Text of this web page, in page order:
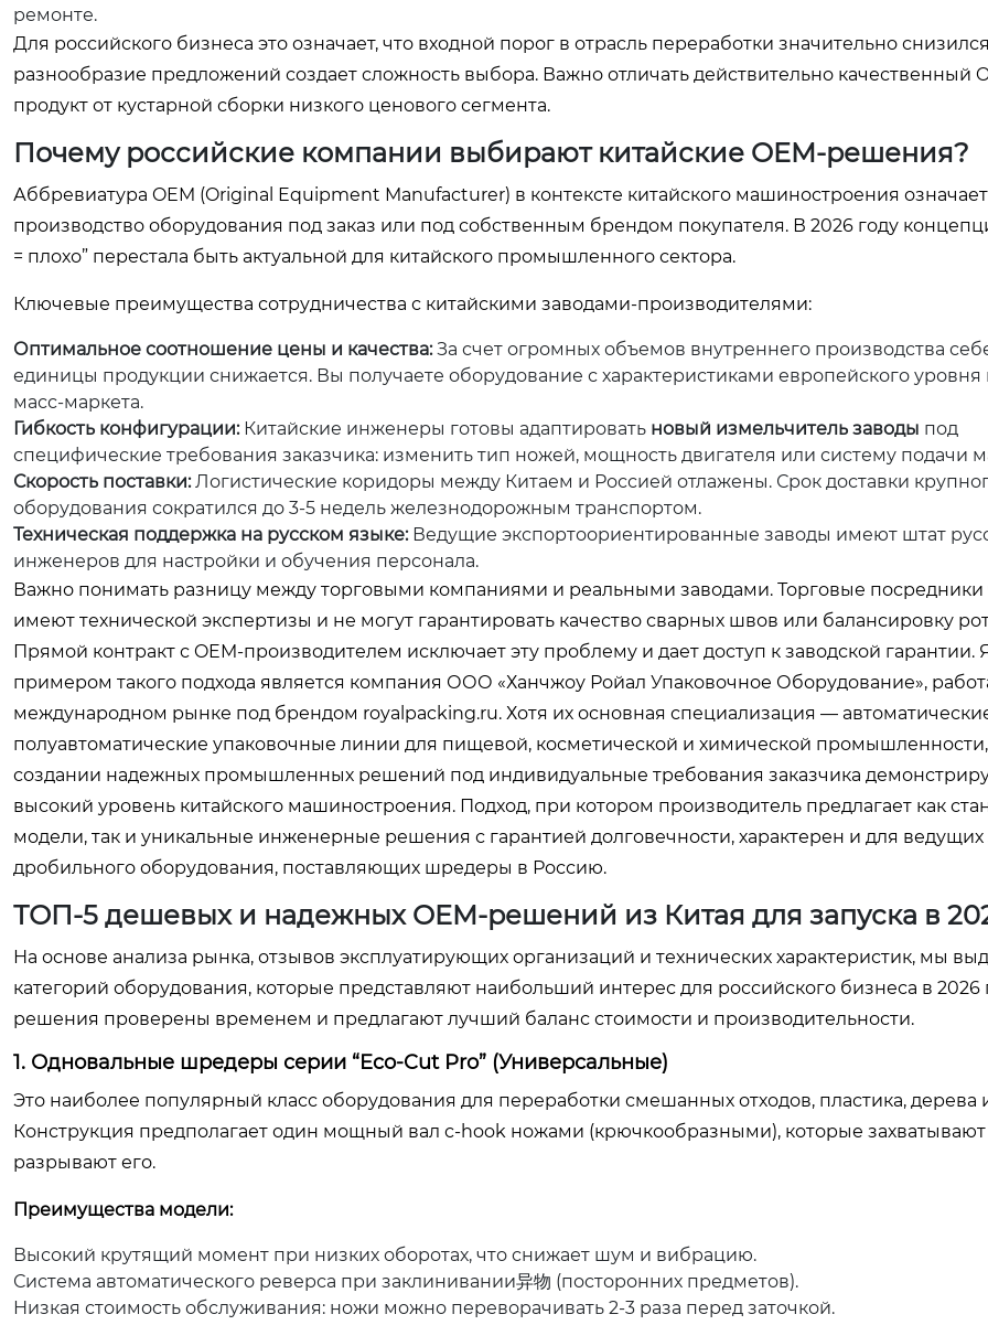
ремонте.
Для российского бизнеса это означает, что входной порог в отрасль переработки значительно
разнообразие предложений создает сложность выбора. Важно отличать действительно качественный
продукт от кустарной сборки низкого ценового сегмента.
Почему российские компании выбирают китайские OEM-решения?
Аббревиатура OEM (Original Equipment Manufacturer) в контексте китайского машиностроения означает
производство оборудования под заказ или под собственным брендом покупателя. В 2026 году
= плохо” перестала быть актуальной для китайского промышленного сектора.
Ключевые преимущества сотрудничества с китайскими заводами-производителями:
Оптимальное соотношение цены и качества:За счет огромных объемов внутреннего производства
единицы продукции снижается. Вы получаете оборудование с характеристиками европейского уровня
масс-маркета.
Гибкость конфигурации:Китайские инженеры готовы адаптировать новый измельчитель заводы под
специфические требования заказчика: изменить тип ножей, мощность двигателя или систему подачи
Скорость поставки:Логистические коридоры между Китаем и Россией отлажены. Срок доставки
оборудования сократился до 3-5 недель железнодорожным транспортом.
Техническая поддержка на русском языке:Ведущие экспортоориентированные заводы имеют штат
инженеров для настройки и обучения персонала.
Важно понимать разницу между торговыми компаниями и реальными заводами. Торговые посредники
имеют технической экспертизы и не могут гарантировать качество сварных швов или балансировку
Прямой контракт с OEM-производителем исключает эту проблему и дает доступ к заводской гарантии.
примером такого подхода является компания ООО «Ханчжоу Ройал Упаковочное Оборудование»,
международном рынке под брендом royalpacking.ru. Хотя их основная специализация —
полуавтоматические упаковочные линии для пищевой, косметической и химической
создании надежных промышленных решений под индивидуальные требования заказчика
высокий уровень китайского машиностроения. Подход, при котором производитель предлагает как
модели, так и уникальные инженерные решения с гарантией долговечности, характерен и для ведущих
дробильного оборудования, поставляющих шредеры в Россию.
ТОП-5 дешевых и надежных OEM-решений из Китая для запуска в
На основе анализа рынка, отзывов эксплуатирующих организаций и технических характеристик, мы
категорий оборудования, которые представляют наибольший интерес для российского бизнеса в 2026
решения проверены временем и предлагают лучший баланс стоимости и производительности.
1. Одновальные шредеры серии “Eco-Cut Pro” (Универсальные)
Это наиболее популярный класс оборудования для переработки смешанных отходов, пластика, дерева
Конструкция предполагает один мощный вал с-hook ножами (крючкообразными), которые
разрывают его.
Преимущества модели:
Высокий крутящий момент при низких оборотах, что снижает шум и вибрацию.
Система автоматического реверса при заклинивании异物 (посторонних предметов).
Низкая стоимость обслуживания: ножи можно переворачивать 2-3 раза перед заточкой.